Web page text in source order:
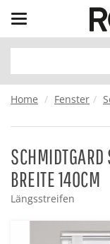
Toggle
navigation
Home Fenster
BREITE 140CM
Längsstreifen